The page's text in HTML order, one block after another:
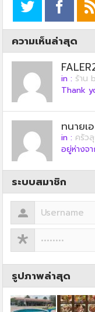
ความเห็นล่าสุด
in : ร้าน
Thank
ทนายเ
in : ครัว
อยู่ห่างจ
ระบบสมาชิก
รูปภาพล่าสุด